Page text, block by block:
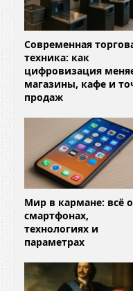
Современная
техника: как
цифровизация
магазины, кафе и
продаж
Мир в кармане: всё о
смартфонах,
технологиях и
параметрах